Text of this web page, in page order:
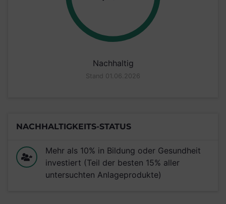
Nachhaltig
Stand 01.06.2026
NACHHALTIGKEITS-STATUS
Mehr als 10% in Bildung oder Gesundheit
investiert (Teil der besten 15% aller
untersuchten Anlageprodukte)